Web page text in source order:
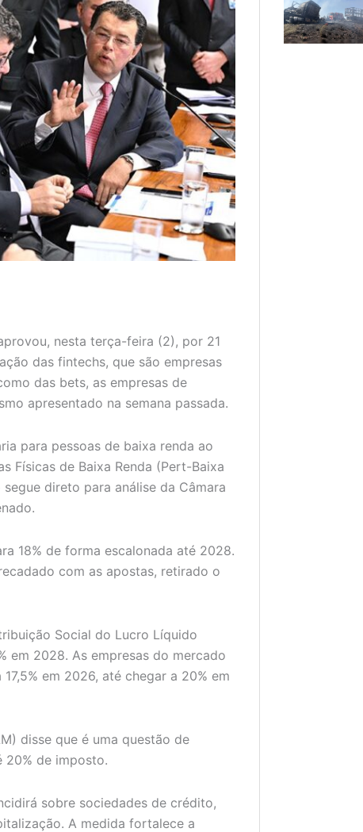
nesta terça-feira (2), por 21
das fintechs, que são empresas
das bets, as empresas de
apresentado na semana passada.
para pessoas de baixa renda ao
Físicas de Baixa Renda (Pert-Baixa
direto para análise da Câmara
18% de forma escalonada até 2028.
com as apostas, retirado o
Social do Lucro Líquido
em 2028. As empresas do mercado
em 2026, até chegar a 20% em
disse que é uma questão de
20% de imposto.
sobre sociedades de crédito,
A medida fortalece a